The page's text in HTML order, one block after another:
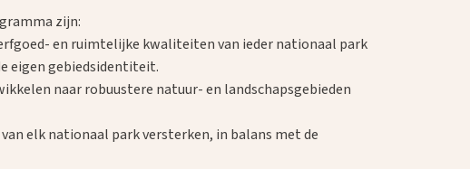
zijn:
en ruimtelijke kwaliteiten van ieder nationaal park
eigen gebiedsidentiteit.
naar robuustere natuur- en landschapsgebieden
elk nationaal park versterken, in balans met de